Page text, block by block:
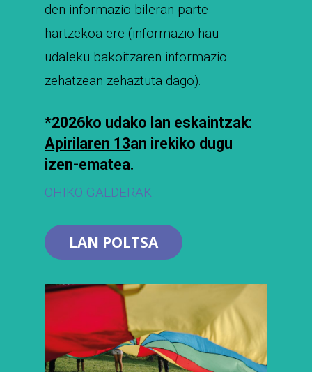
den informazio bileran parte
hartzekoa ere (informazio hau
udaleku bakoitzaren informazio
zehatzean zehaztuta dago).
*2026ko udako lan eskaintzak:
Apirilaren 13an irekiko dugu
izen-ematea.
OHIKO GALDERAK
LAN POLTSA